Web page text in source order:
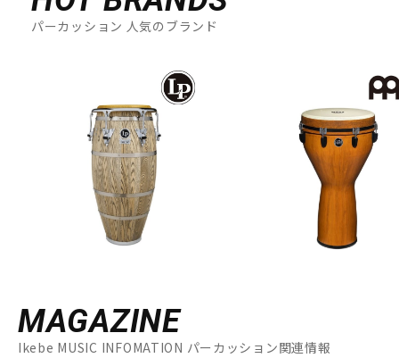
パーカッション 人気のブランド
MAGAZINE
Ikebe MUSIC INFOMATION パーカッション関連情報